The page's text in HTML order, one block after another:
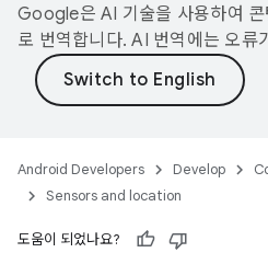
Google은 AI 기술을 사용하여 콘
로 번역합니다. AI 번역에는 오류
Android Developers Develop
Sensors and location
도움이 되었나요?